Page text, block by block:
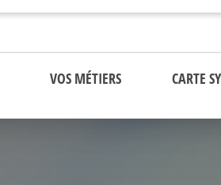
VOS MÉTIERS CARTE